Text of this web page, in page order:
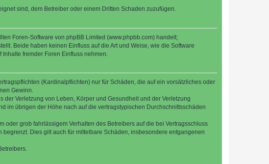
sind, dem Betreiber oder einem Dritten Schaden zuzufügen.
Foren-Software von phpBB Limited (www.phpbb.com) handelt;
Beide haben keinen Einfluss auf die Art und Weise, wie die Software
fremder Foren Einfluss nehmen.
(Kardinalpflichten) nur für Schäden, die auf ein vorsätzliches oder
Gewinn.
Verletzung von Leben, Körper und Gesundheit und der Verletzung
im übrigen der Höhe nach auf die vertragstypischen Durchschnittsschäden
grob fahrlässigem Verhalten des Betreibers auf die bei Vertragsschluss
Dies gilt auch für mittelbare Schäden, insbesondere entgangenen